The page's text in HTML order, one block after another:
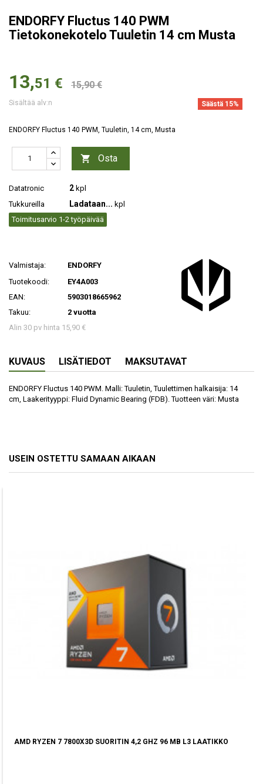
ENDORFY Fluctus 140 PWM
Tietokonekotelo Tuuletin 14 cm Musta
13,51 € 15,90 €
Sisältää alv:n Säästä 15%
ENDORFY Fluctus 140 PWM, Tuuletin, 14 cm, Musta
 Osta
Datatronic 2 kpl
Tukkureilla
Ladataan... kpl
Toimitusarvio 1-2 työpäivää
Valmistaja:
ENDORFY
Tuotekoodi:
EY4A003
EAN:
5903018665962
Takuu:
2 vuotta
Alin 30 pv hinta 15,90 €
KUVAUS LISÄTIEDOT MAKSUTAVAT
ENDORFY Fluctus 140 PWM. Malli: Tuuletin, Tuulettimen halkaisija: 14
cm, Laakerityyppi: Fluid Dynamic Bearing (FDB). Tuotteen väri: Musta
USEIN OSTETTU SAMAAN AIKAAN
AMD RYZEN 7 7800X3D SUORITIN 4,2 GHZ 96 MB L3 LAATIKKO